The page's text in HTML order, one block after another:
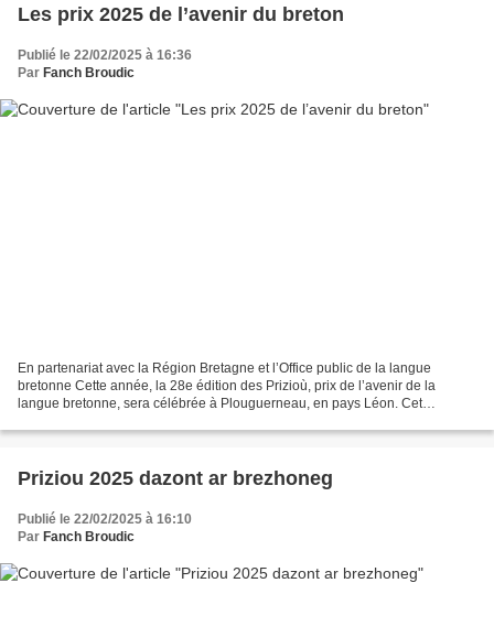
Les prix 2025 de l’avenir du breton
Publié le 22/02/2025 à 16:36
Par Fanch Broudic
En partenariat avec la Région Bretagne et l’Office public de la langue
bretonne Cette année, la 28e édition des Prizioù, prix de l’avenir de la
langue bretonne, sera célébrée à Plouguerneau, en pays Léon. Cet
Priziou 2025 dazont ar brezhoneg
Publié le 22/02/2025 à 16:10
Par Fanch Broudic